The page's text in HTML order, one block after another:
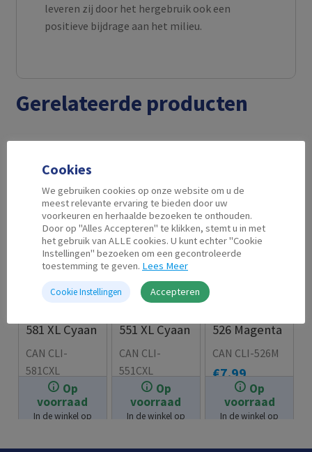
leveren zij door het hergebruik ook een
positieve bijdrage aan het milieu.
Gerelateerde producten
Op
voorraad
In de winkel op
Second Life
581 XL Cyaan
8.99
CAN CLI-
581CXL
Op
voorraad
In de winkel op
Second Life
551 XL Cyaan
7.99
CAN CLI-
551CXL
Op
voorraad
In de winkel op
526 Magenta
€7.99
CAN CLI-526M
Cookies
We gebruiken cookies op onze website om u de
meest relevante ervaring te bieden door uw
voorkeuren en herhaalde bezoeken te onthouden.
Door op "Alles Accepteren" te klikken, stemt u in met
het gebruik van ALLE cookies. U kunt echter "Cookie
Instellingen" bezoeken om een gecontroleerde
toestemming te geven. Lees Meer
Cookie Instellingen Accepteren